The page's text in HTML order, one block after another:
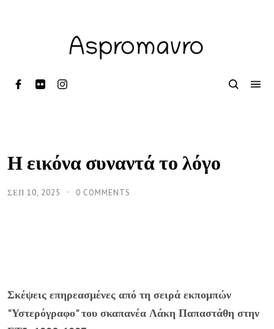
Η εικόνα συναντά το λόγο
ΣΕΠ 10, 2025 0 COMMENTS
Σκέψεις επηρεασμένες από τη σειρά εκπομπών
"Υστερόγραφο" του σκαπανέα Λάκη Παπαστάθη στην